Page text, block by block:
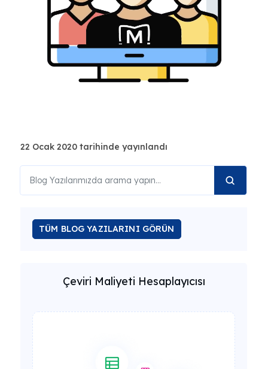
22 Ocak 2020 tarihinde yayınlandı
TÜM BLOG YAZILARINI GÖRÜN
Çeviri Maliyeti Hesaplayıcısı